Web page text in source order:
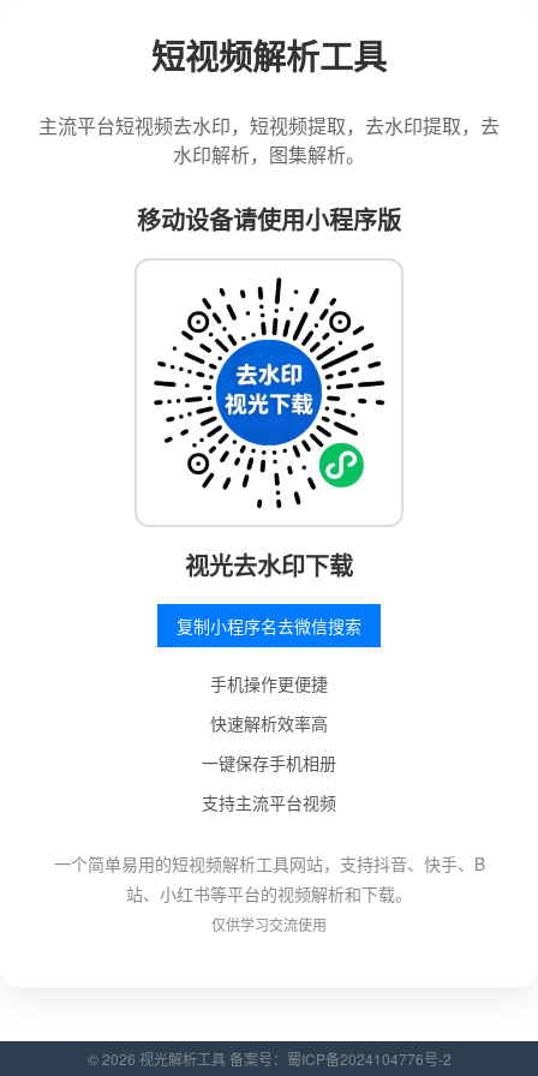
短视频解析工具
主流平台短视频去水印，短视频提取，去水印提取，去
水印解析，图集解析。
移动设备请使用小程序版
视光去水印下载
复制小程序名去微信搜索
手机操作更便捷
快速解析效率高
一键保存手机相册
支持主流平台视频
一个简单易用的短视频解析工具网站，支持抖音、快手、B
站、小红书等平台的视频解析和下载。
仅供学习交流使用
© 2026 视光解析工具 备案号： 蜀ICP备2024104776号-2